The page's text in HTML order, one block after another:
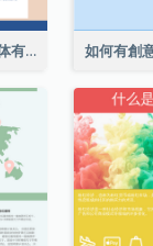
过多的盐如何对身体有害信息图表